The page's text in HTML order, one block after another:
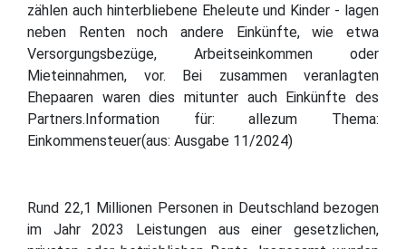
zählen auch hinterbliebene Eheleute und Kinder - lagen
neben Renten noch andere Einkünfte, wie etwa
Versorgungsbezüge, Arbeitseinkommen oder
Mieteinnahmen, vor. Bei zusammen veranlagten
Ehepaaren waren dies mitunter auch Einkünfte des
Partners.Information für: allezum Thema:
Einkommensteuer(aus: Ausgabe 11/2024)
Rund 22,1 Millionen Personen in Deutschland bezogen
im Jahr 2023 Leistungen aus einer gesetzlichen,